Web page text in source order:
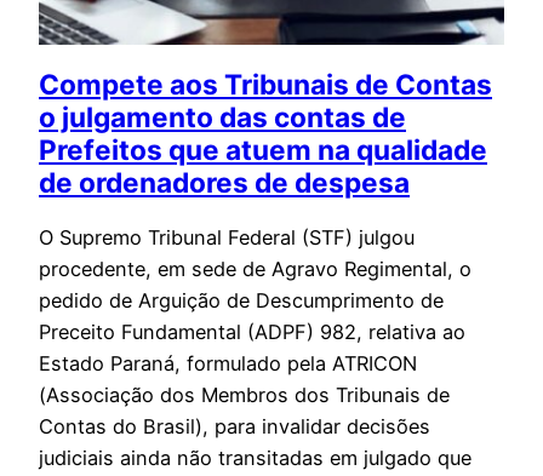
Compete aos Tribunais de Contas
o julgamento das contas de
Prefeitos que atuem na qualidade
de ordenadores de despesa
O Supremo Tribunal Federal (STF) julgou
procedente, em sede de Agravo Regimental, o
pedido de Arguição de Descumprimento de
Preceito Fundamental (ADPF) 982, relativa ao
Estado Paraná, formulado pela ATRICON
(Associação dos Membros dos Tribunais de
Contas do Brasil), para invalidar decisões
judiciais ainda não transitadas em julgado que